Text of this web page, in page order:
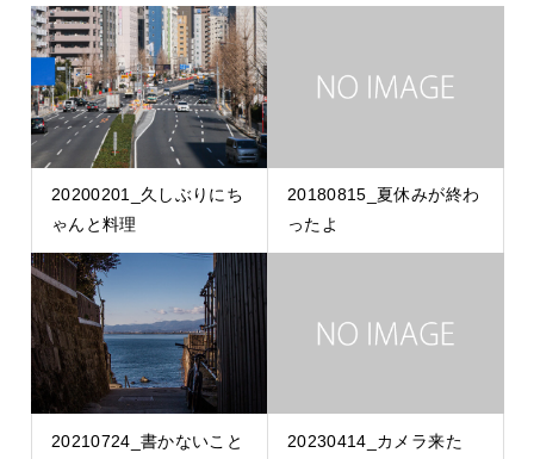
20200201_久しぶりにち
ゃんと料理
20180815_夏休みが終わ
ったよ
20210724_書かないこと
20230414_カメラ来た